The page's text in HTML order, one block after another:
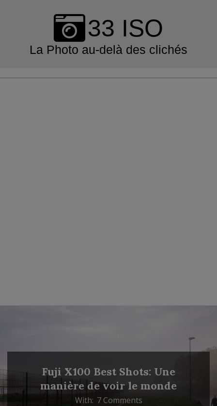
33 ISO
La Photo au-delà des clichés
Primary
Fuji X100 Best Shots: Une
manière de voir le monde
With: 7 Comments